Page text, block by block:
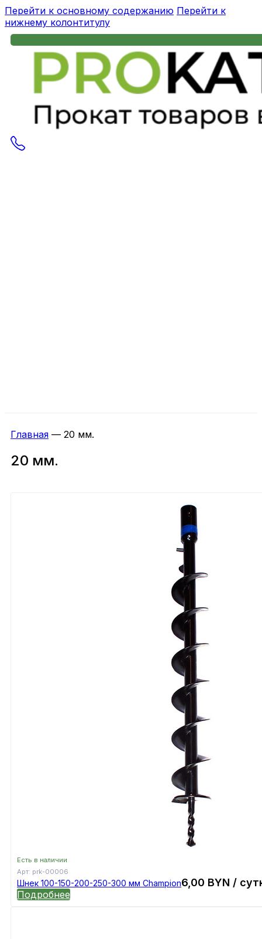
Перейти к основному содержанию Перейти к
нижнему колонтитулу
Главная — 20 мм.
20 мм.
Есть в наличии
Арт: prk-00006
Шнек 100-150-200-250-300 мм Champion6,00 BYN /
Подробнее